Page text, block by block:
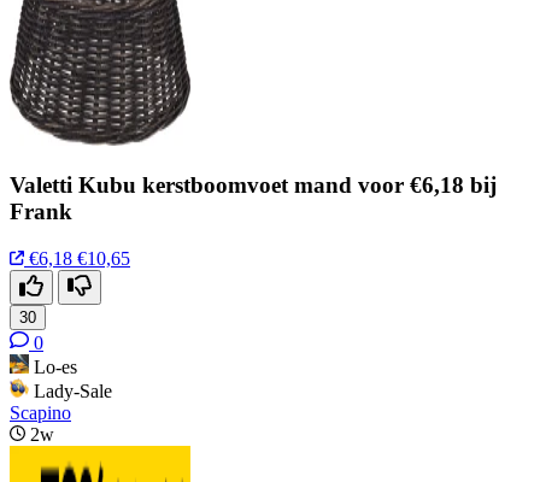
Valetti Kubu kerstboomvoet mand voor €6,18 bij
Frank
€6,18 €10,65
30
0
Lo-es
Lady-Sale
Scapino
2w